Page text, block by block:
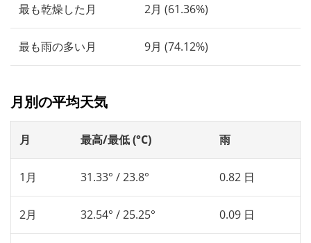
最も乾燥した月 2月 (61.36%)
最も雨の多い月 9月 (74.12%)
月別の平均天気
月 最高/最低 (°C) 雨
1月 31.33° / 23.8° 0.82 日
2月 32.54° / 25.25° 0.09 日